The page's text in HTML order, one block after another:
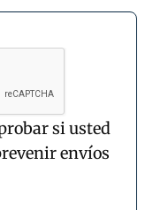
si usted
envíos